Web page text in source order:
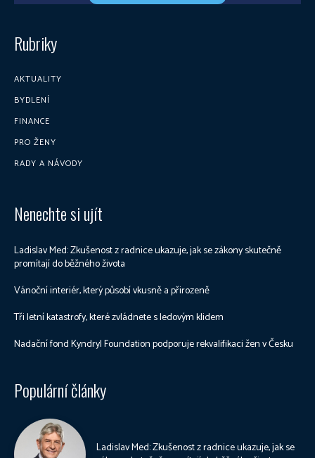
Rubriky
AKTUALITY
BYDLENÍ
FINANCE
PRO ŽENY
RADY A NÁVODY
Nenechte si ujít
Ladislav Med: Zkušenost z radnice ukazuje, jak se zákony skutečně
promítají do běžného života
Vánoční interiér, který působí vkusně a přirozeně
Tři letní katastrofy, které zvládnete s ledovým klidem
Nadační fond Kyndryl Foundation podporuje rekvalifikaci žen v Česku
Populární články
Ladislav Med: Zkušenost z radnice ukazuje, jak se